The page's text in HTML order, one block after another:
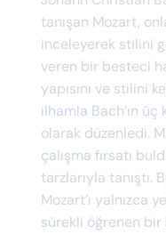
tanışan Mozart,
inceleyerek stilini
veren bir besteci
yapısını ve stilini
ilhamla Bach’ın
olarak düzenledi.
çalışma fırsatı
tarzlarıyla tanıştı.
Mozart’ı yalnızca
sürekli öğrenen